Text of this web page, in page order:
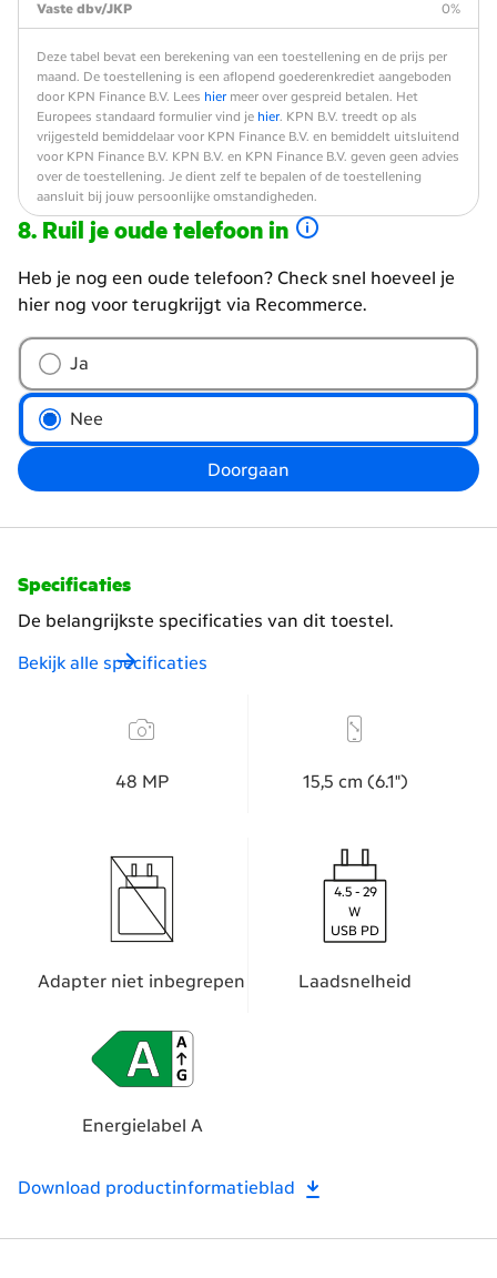
Vaste dbv/JKP 0%
Deze tabel bevat een berekening van een toestellening en de prijs per
maand. De toestellening is een aflopend goederenkrediet aangeboden
door KPN Finance B.V. Lees hier meer over gespreid betalen. Het
Europees standaard formulier vind je hier. KPN B.V. treedt op als
vrijgesteld bemiddelaar voor KPN Finance B.V. en bemiddelt uitsluitend
voor KPN Finance B.V. KPN B.V. en KPN Finance B.V. geven geen advies
over de toestellening. Je dient zelf te bepalen of de toestellening
aansluit bij jouw persoonlijke omstandigheden.
Ruil je oude telefoon in
Heb je nog een oude telefoon? Check snel hoeveel je
hier nog voor terugkrijgt via Recommerce.
Wil
je
je
oude
telefoon
inruilen?
Ja
Nee
Doorgaan
Specificaties
De belangrijkste specificaties van dit toestel.
Bekijk alle specificaties
48 MP 15,​5 cm (6.1")
Adapter niet inbegrepen
4.5 - 29
W
USB PD
Laadsnelheid
Energielabel A
Download productinformatieblad